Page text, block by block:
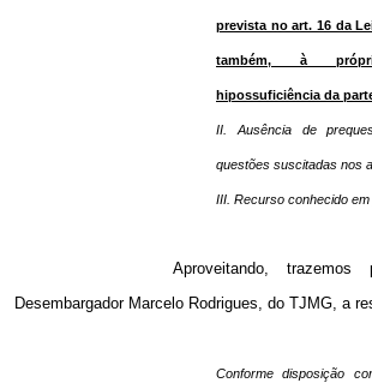
prevista no art. 16 da
também, à
hipossuficiência da
II. Ausência de
questões suscitadas nos
III. Recurso conhecido
Aproveitando,
Desembargador Marcelo Rodrigues, do TJMG, a
Conforme disposição